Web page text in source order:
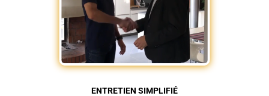
ENTRETIEN SIMPLIFIÉ